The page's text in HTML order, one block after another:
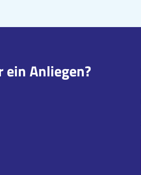
ein Anliegen?